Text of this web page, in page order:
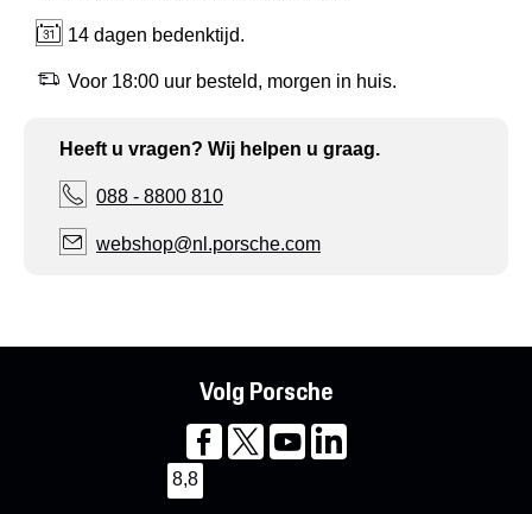
14 dagen bedenktijd.
Voor 18:00 uur besteld, morgen in huis.
Heeft u vragen? Wij helpen u graag.
088 - 8800 810
webshop@nl.porsche.com
Volg Porsche
8,8